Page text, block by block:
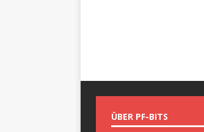
ÜBER PF-BITS